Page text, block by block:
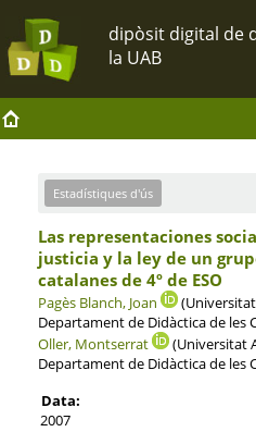
Estadístiques d'ús
Las representaciones
justicia y la ley de un
catalanes de 4º de ESO
Pagès Blanch, Joan
Departament de Didàctica de les
Oller, Montserrat
(Universitat
Departament de Didàctica de les
Data:
2007